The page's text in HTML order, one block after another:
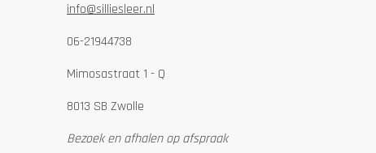
info@silliesleer.nl
06-21944738
Mimosastraat 1 - Q
8013 SB Zwolle
Bezoek en afhalen op afspraak